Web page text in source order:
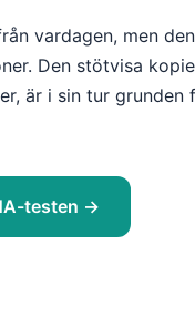
vardagen, men
Den stötvisa
är i sin tur grunden
testen →